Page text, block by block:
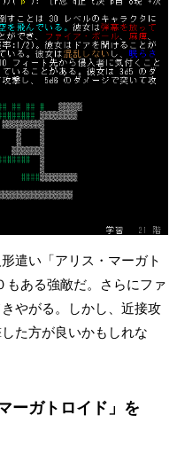
遣い「アリス・マーガト
もある強敵だ。さらにファ
やがる。しかし、近接攻
た方が良いかもしれな
ーガトロイド」を